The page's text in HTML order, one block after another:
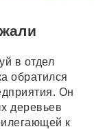
в отдел
обратился
Он
деревьев
к